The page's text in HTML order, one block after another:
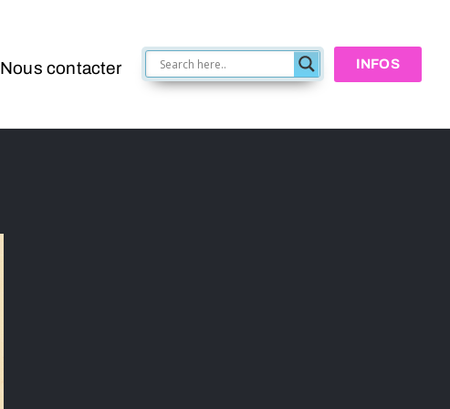
Nous contacter INFOS